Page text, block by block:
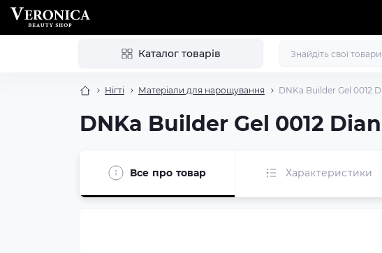
Каталог товарів
Нігті Матеріали для нарощування DNKa Builder Gel 0012
DNKa Builder Gel 0012
Все про товар Характеристики